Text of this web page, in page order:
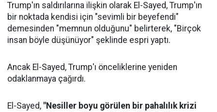
Trump'ın saldırılarına ilişkin olarak El-Sayed, Trump'ın
bir noktada kendisi için "sevimli bir beyefendi"
demesinden "memnun olduğunu" belirterek, "Birçok
insan böyle düşünüyor" şeklinde espri yaptı.
Ancak El-Sayed, Trump'ı önceliklerine yeniden
odaklanmaya çağırdı.
El-Sayed, "Nesiller boyu görülen bir pahalılık krizi